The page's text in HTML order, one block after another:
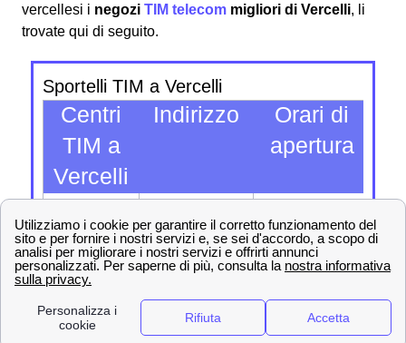
vercellesi i negozi TIM telecom migliori di Vercelli, li
trovate qui di seguito.
Sportelli TIM a Vercelli
Centri
TIM a
Vercelli
Indirizzo
Orari di
apertura
Car.Tel
Strada
Vicinale
Cantarana
1
Lun -Ven:
9:00–12:30
e 14:30–
17:30